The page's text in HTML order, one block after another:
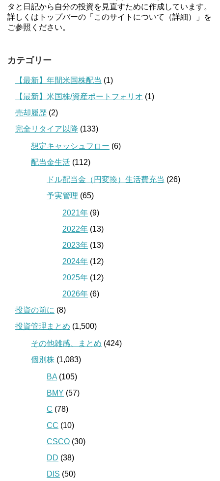
タと日記から自分の投資を見直すために作成しています。
詳しくはトップバーの「このサイトについて（詳細）」を
ご参照ください。
カテゴリー
【最新】年間米国株配当 (1)
【最新】米国株/資産ポートフォリオ (1)
売却履歴 (2)
完全リタイア以降 (133)
想定キャッシュフロー (6)
配当金生活 (112)
ドル配当金（円変換）生活費充当 (26)
予実管理 (65)
2021年 (9)
2022年 (13)
2023年 (13)
2024年 (12)
2025年 (12)
2026年 (6)
投資の前に (8)
投資管理まとめ (1,500)
その他雑感、まとめ (424)
個別株 (1,083)
BA (105)
BMY (57)
C (78)
CC (10)
CSCO (30)
DD (38)
DIS (50)